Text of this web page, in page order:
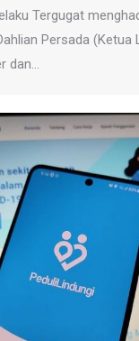
Tergugat
Persada (Ketua
dan…